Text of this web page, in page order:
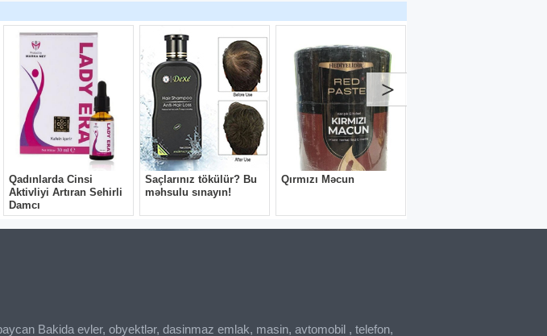
Bakida evler, obyektlər, dasinmaz emlak, masin, avtomobil , telefon,